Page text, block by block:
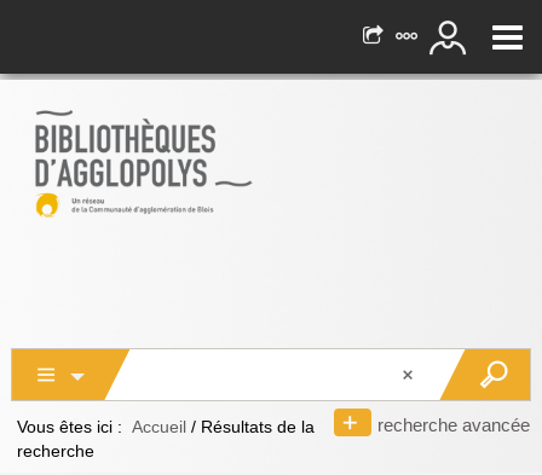
recherche avancée
Vous êtes ici : Accueil / Résultats de la
recherche